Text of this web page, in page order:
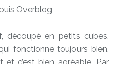
Overblog
découpé en petits cubes.
fonctionne toujours bien,